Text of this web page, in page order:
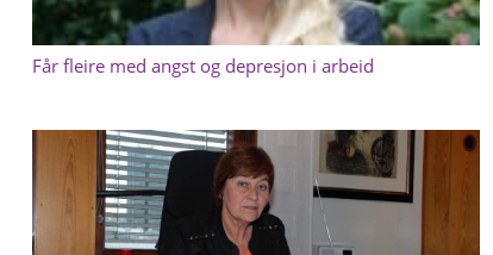
Får fleire med angst og depresjon i arbeid